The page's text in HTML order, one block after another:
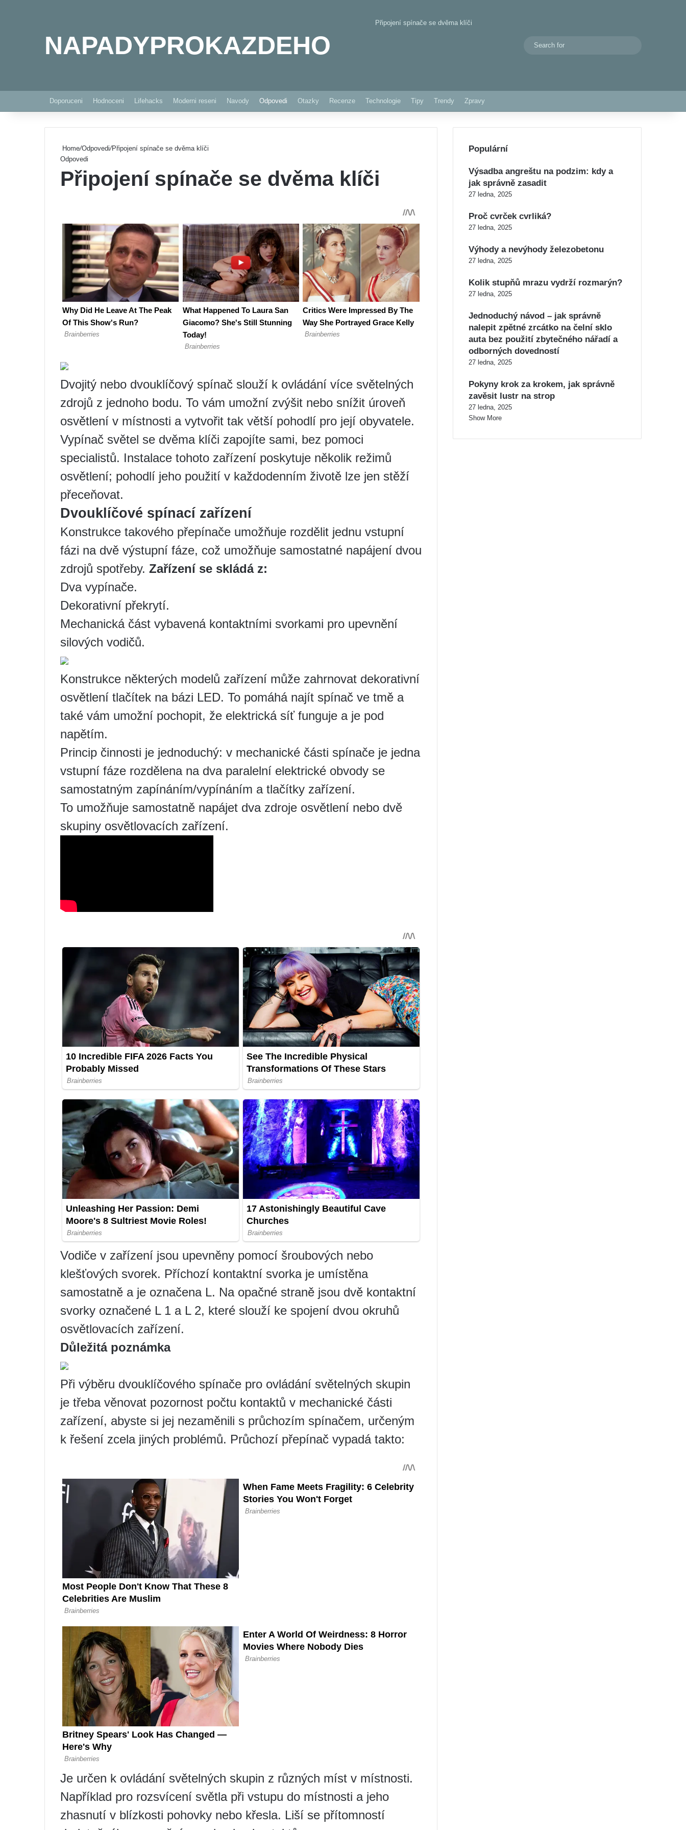
NAPADYPROKAZDEHO
Připojení spínače se dvěma klíči
Switch skin
Doporuceni Hodnoceni Lifehacks Moderni reseni Navody Odpovedi Otazky Recenze Technologie Tipy Trendy Zpravy
Home/Odpovedi/Připojení spínače se dvěma klíči
Odpovedi
Připojení spínače se dvěma klíči
Dvojitý nebo dvouklíčový spínač slouží k ovládání více světelných
zdrojů z jednoho bodu. To vám umožní zvýšit nebo snížit úroveň
osvětlení v místnosti a vytvořit tak větší pohodlí pro její obyvatele.
Vypínač světel se dvěma klíči zapojíte sami, bez pomoci
specialistů. Instalace tohoto zařízení poskytuje několik režimů
osvětlení; pohodlí jeho použití v každodenním životě lze jen stěží
přeceňovat.
Dvouklíčové spínací zařízení
Konstrukce takového přepínače umožňuje rozdělit jednu vstupní
fázi na dvě výstupní fáze, což umožňuje samostatné napájení dvou
zdrojů spotřeby. Zařízení se skládá z:
Dva vypínače.
Dekorativní překrytí.
Mechanická část vybavená kontaktními svorkami pro upevnění
silových vodičů.
Konstrukce některých modelů zařízení může zahrnovat dekorativní
osvětlení tlačítek na bázi LED. To pomáhá najít spínač ve tmě a
také vám umožní pochopit, že elektrická síť funguje a je pod
napětím.
Princip činnosti je jednoduchý: v mechanické části spínače je jedna
vstupní fáze rozdělena na dva paralelní elektrické obvody se
samostatným zapínáním/vypínáním a tlačítky zařízení.
To umožňuje samostatně napájet dva zdroje osvětlení nebo dvě
skupiny osvětlovacích zařízení.
Vodiče v zařízení jsou upevněny pomocí šroubových nebo
klešťových svorek. Příchozí kontaktní svorka je umístěna
samostatně a je označena L. Na opačné straně jsou dvě kontaktní
svorky označené L 1 a L 2, které slouží ke spojení dvou okruhů
osvětlovacích zařízení.
Důležitá poznámka
Při výběru dvouklíčového spínače pro ovládání světelných skupin
je třeba věnovat pozornost počtu kontaktů v mechanické části
zařízení, abyste si jej nezaměnili s průchozím spínačem, určeným
k řešení zcela jiných problémů. Průchozí přepínač vypadá takto:
Je určen k ovládání světelných skupin z různých míst v místnosti.
Například pro rozsvícení světla při vstupu do místnosti a jeho
zhasnutí v blízkosti pohovky nebo křesla. Liší se přítomností
Populární
Výsadba angreštu na podzim: kdy a
jak správně zasadit
27 ledna, 2025
Proč cvrček cvrliká?
27 ledna, 2025
Výhody a nevýhody železobetonu
27 ledna, 2025
Kolik stupňů mrazu vydrží rozmarýn?
27 ledna, 2025
Jednoduchý návod – jak správně
nalepit zpětné zrcátko na čelní sklo
auta bez použití zbytečného nářadí a
odborných dovedností
27 ledna, 2025
Pokyny krok za krokem, jak správně
zavěsit lustr na strop
27 ledna, 2025
Show More